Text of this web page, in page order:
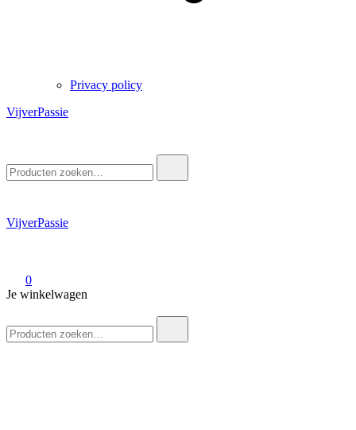
Privacy policy
VijverPassie
naar:
VijverPassie
0
Je winkelwagen
naar: